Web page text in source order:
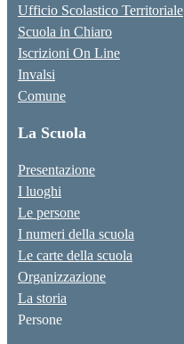
Ufficio Scolastico Territoriale
Scuola in Chiaro
Iscrizioni On Line
Invalsi
Comune
La Scuola
Presentazione
I luoghi
Le persone
I numeri della scuola
Le carte della scuola
Organizzazione
La storia
Persone